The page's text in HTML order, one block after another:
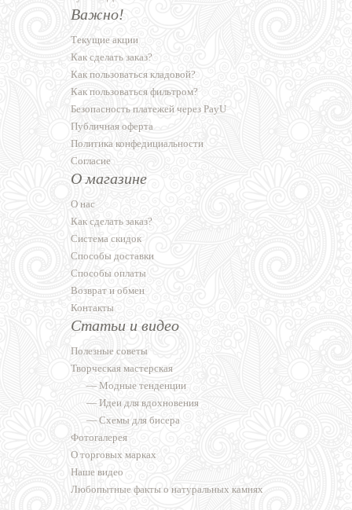
Важно!
Текущие акции
Как сделать заказ?
Как пользоваться кладовой?
Как пользоваться фильтром?
Безопасность платежей через PayU
Публичная оферта
Политика конфедициальности
Согласие
О магазине
О нас
Как сделать заказ?
Система скидок
Способы доставки
Способы оплаты
Возврат и обмен
Контакты
Статьи и видео
Полезные советы
Творческая мастерская
— Модные тенденции
— Идеи для вдохновения
— Схемы для бисера
Фотогалерея
О торговых марках
Наше видео
Любопытные факты о натуральных камнях